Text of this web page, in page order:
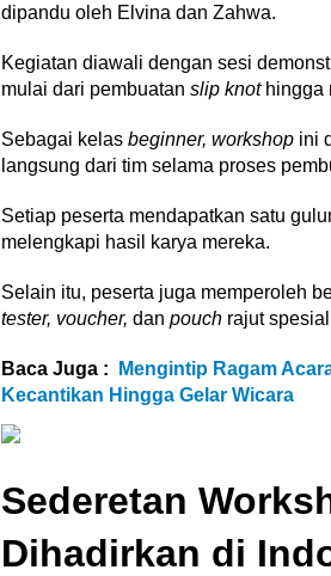
dipandu oleh Elvina dan Zahwa.
Kegiatan diawali dengan sesi
mulai dari pembuatan slip knothingga
Sebagai kelas beginner, workshopini
langsung dari tim selama proses
Setiap peserta mendapatkan satu
melengkapi hasil karya mereka.
Selain itu, peserta juga memperoleh
tester, voucher, dan pouchrajut spesial
Baca Juga :
Mengintip Ragam
Kecantikan Hingga Gelar Wicara
Sederetan
Dihadirkan di